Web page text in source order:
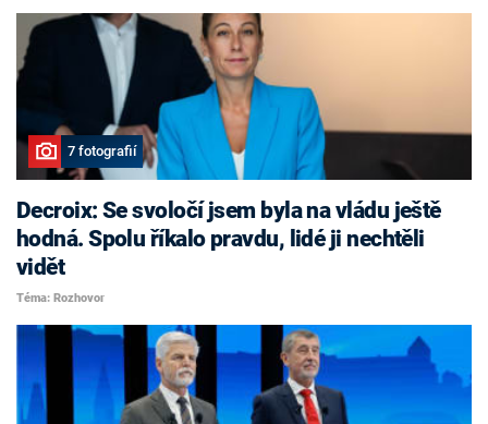
7 fotografií
Decroix: Se svoločí jsem byla na vládu ještě
hodná. Spolu říkalo pravdu, lidé ji nechtěli
vidět
Téma: Rozhovor